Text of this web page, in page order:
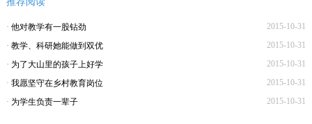
2015-10-31
· 他对教学有一股钻劲
2015-10-31
· 教学、科研她能做到双优
2015-10-31
· 为了大山里的孩子上好学
2015-10-31
· 我愿坚守在乡村教育岗位
2015-10-31
· 为学生负责一辈子